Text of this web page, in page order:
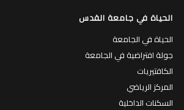
الحياة في جامعة القدس
الحياة في الجامعة
جولة افتراضية في الجامعة
الكافتيريات
المركز الرياضي
السكنات الداخلية